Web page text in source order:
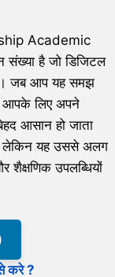
Academic
संख्या है जो डिजिटल
जब आप यह समझ
आपके लिए अपने
आसान हो जाता
लेकिन यह उससे अलग
शैक्षणिक उपलब्धियों
करे ?